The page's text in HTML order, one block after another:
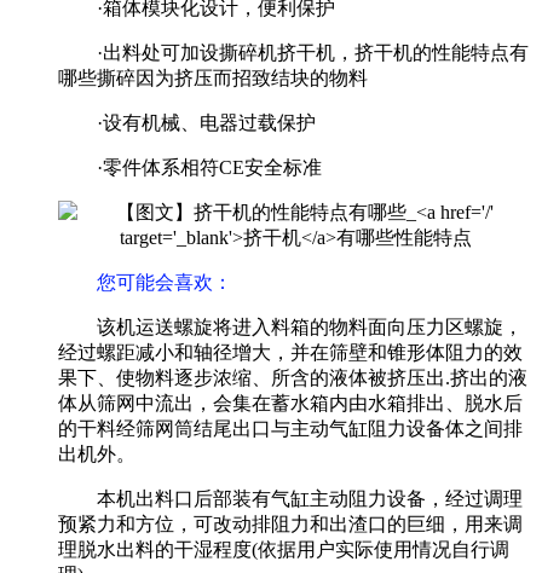
·箱体模块化设计，便利保护
·出料处可加设撕碎机挤干机，挤干机的性能特点有
哪些撕碎因为挤压而招致结块的物料
·设有机械、电器过载保护
·零件体系相符CE安全标准
您可能会喜欢：
该机运送螺旋将进入料箱的物料面向压力区螺旋，
经过螺距减小和轴径增大，并在筛壁和锥形体阻力的效
果下、使物料逐步浓缩、所含的液体被挤压出.挤出的液
体从筛网中流出，会集在蓄水箱内由水箱排出、脱水后
的干料经筛网筒结尾出口与主动气缸阻力设备体之间排
出机外。
本机出料口后部装有气缸主动阻力设备，经过调理
预紧力和方位，可改动排阻力和出渣口的巨细，用来调
理脱水出料的干湿程度(依据用户实际使用情况自行调